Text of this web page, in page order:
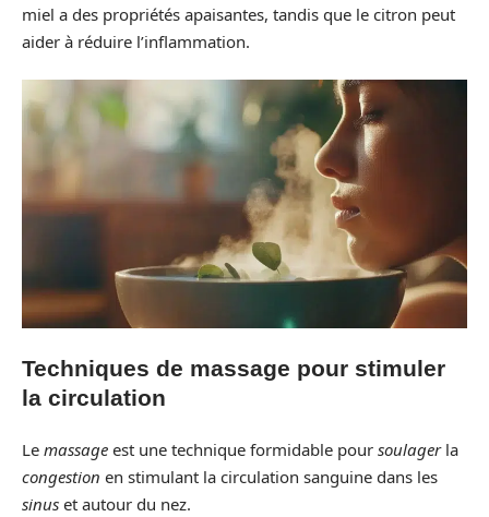
miel a des propriétés apaisantes, tandis que le citron peut
aider à réduire l’inflammation.
Techniques de massage pour stimuler
la circulation
Le massage est une technique formidable pour soulagerla
congestion en stimulant la circulation sanguine dans les
sinus et autour du nez.